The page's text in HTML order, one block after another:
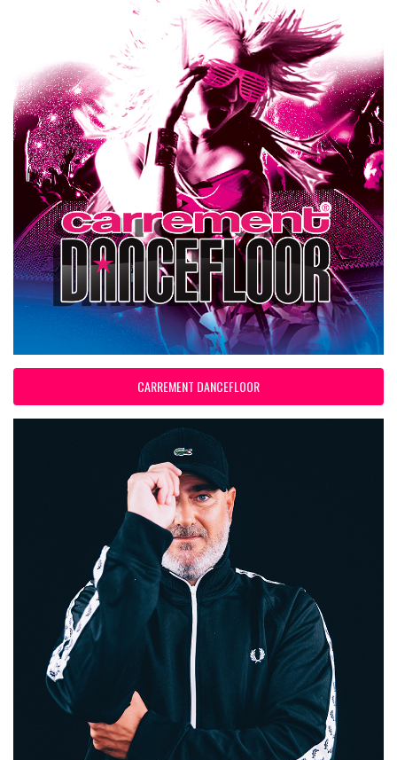
CARREMENT DANCEFLOOR